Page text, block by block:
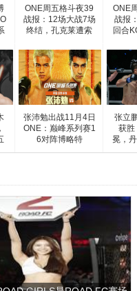
ONE周五格斗夜39
战报：12场大战7场
终结，孔克莱遭索
ONE
战报
回合
张沛勉出战11月4日
ONE：巅峰系列赛1
6对阵博略特
张立
获胜
冕，